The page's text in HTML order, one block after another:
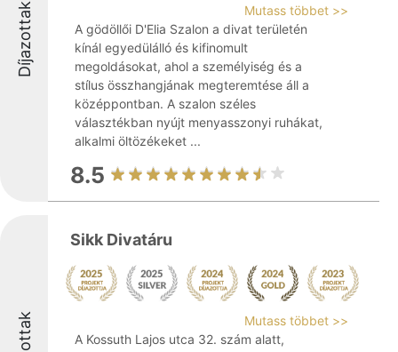
Díjazottak
Mutass többet >>
A gödöllői D'Elia Szalon a divat területén
kínál egyedülálló és kifinomult
megoldásokat, ahol a személyiség és a
stílus összhangjának megteremtése áll a
középpontban. A szalon széles
választékban nyújt menyasszonyi ruhákat,
alkalmi öltözékeket ...
8.5
Sikk Divatáru
Mutass többet >>
A Kossuth Lajos utca 32. szám alatt,